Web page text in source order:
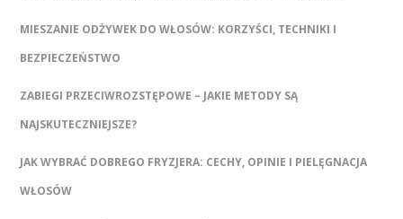
MIESZANIE ODŻYWEK DO WŁOSÓW: KORZYŚCI, TECHNIKI I
BEZPIECZEŃSTWO
ZABIEGI PRZECIWROZSTĘPOWE – JAKIE METODY SĄ
NAJSKUTECZNIEJSZE?
JAK WYBRAĆ DOBREGO FRYZJERA: CECHY, OPINIE I PIELĘGNACJA
WŁOSÓW